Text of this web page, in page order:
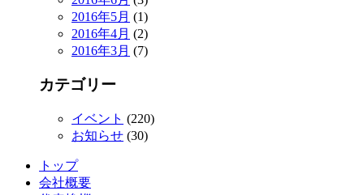
2016年5月 (1)
2016年4月 (2)
2016年3月 (7)
カテゴリー
イベント (220)
お知らせ (30)
トップ
会社概要